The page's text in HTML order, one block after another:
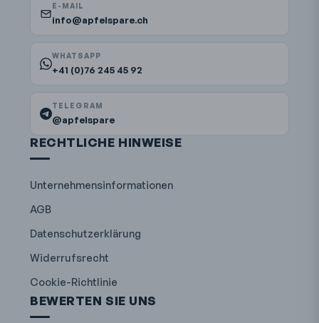
E-MAIL
info@apfelspare.ch
WHATSAPP
+41 (0)76 245 45 92
TELEGRAM
@apfelspare
RECHTLICHE HINWEISE
Unternehmensinformationen
AGB
Datenschutzerklärung
Widerrufsrecht
Cookie-Richtlinie
BEWERTEN SIE UNS